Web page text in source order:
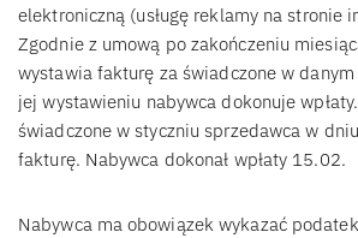
elektroniczną (usługę reklamy na stronie
Zgodnie z umową po zakończeniu
wystawia fakturę za świadczone w danym
jej wystawieniu nabywca dokonuje
świadczone w styczniu sprzedawca w
fakturę. Nabywca dokonał wpłaty 15.02.
Nabywca ma obowiązek wykazać